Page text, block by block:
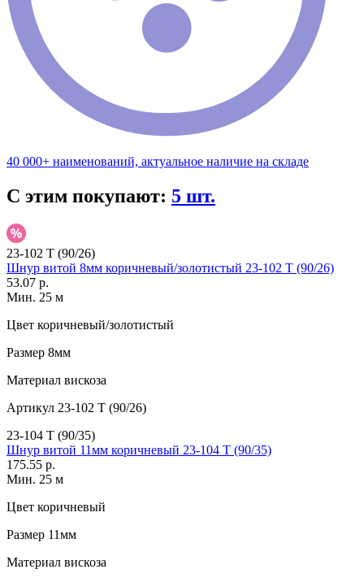
40 000+ наименований, актуальное наличие на складе
С этим покупают: 5 шт.
23-102 T (90/26)
Шнур витой 8мм коричневый/золотистый 23-102 T (90/26)
53.07 р.
Мин. 25 м
Цвет коричневый/золотистый
Размер 8мм
Материал вискоза
Артикул 23-102 T (90/26)
23-104 T (90/35)
Шнур витой 11мм коричневый 23-104 T (90/35)
175.55 р.
Мин. 25 м
Цвет коричневый
Размер 11мм
Материал вискоза